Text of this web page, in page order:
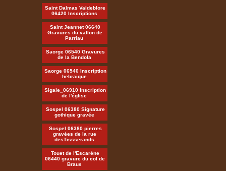
Saint Dalmas Valdeblore
06420 Inscriptions
Saint Jeannet 06640
Gravures du vallon de
Parriau
Saorge 06540 Gravures
de la Bendola
Saorge 06540 Inscription
hebraique
Sigale_06910 Inscription
de l'église
Sospel 06380 Signature
gothique gravée
Sospel 06380 pierres
gravées de la rue
desTissserands
Touet de l'Escarène
06440 gravure du col de
Braus